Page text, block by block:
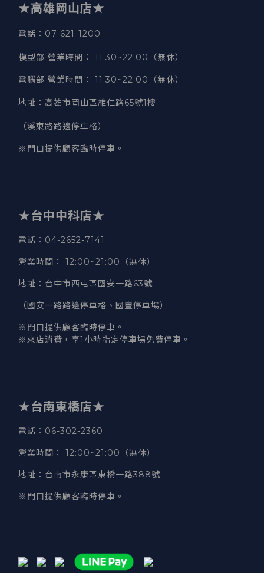
★高雄岡山店★
電話：07-621-1200
模型部 營業時間 ： 11:30~22:00（無休）
電腦部 營業時間 ： 11:30~22:00（無休）
地址 ： 高雄市岡山區維仁路65號1樓
（溪東路路邊停車格）
※門口提供顧客臨時停車。
★台中中科店★
電話 ：04-2652-7141
營業時間 ： 12:00~21:00（無休）
地址 ：台中市西屯區國安一路63號
（國安一路路邊停車格、國豐停車場）
※門口提供顧客臨時停車。
※來店消費，享1小時指定停車場免費停車。
★台南東橋店★
電話 ：06-302-2360
營業時間 ： 12:00~21:00（無休）
地址 ：台南市永康區東橋一路388號
※門口提供顧客臨時停車。